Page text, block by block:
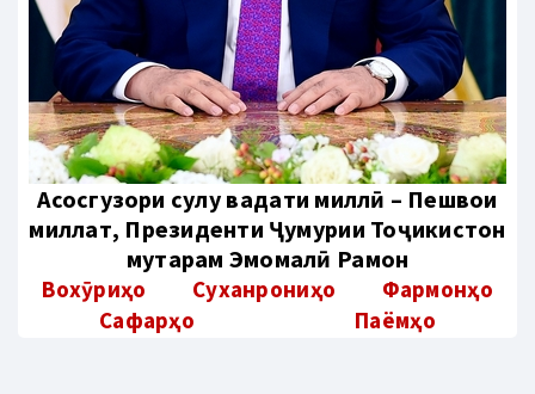
Aсосгузори сулҳу ваҳдати миллӣ – Пешвои
миллат, Президенти Ҷумҳурии Тоҷикистон
муҳтарам Эмомалӣ Раҳмон
Вохӯриҳо Суханрониҳо
Фармонҳо
Сафарҳо
Паёмҳо